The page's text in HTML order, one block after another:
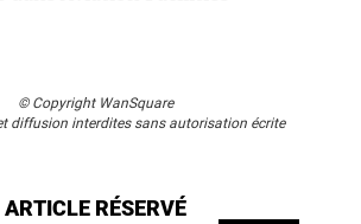
© Copyright WanSquare
diffusion interdites sans autorisation écrite
ARTICLE RÉSERVÉ